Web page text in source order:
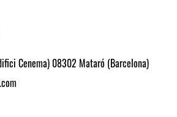
Cenema) 08302 Mataró (Barcelona)